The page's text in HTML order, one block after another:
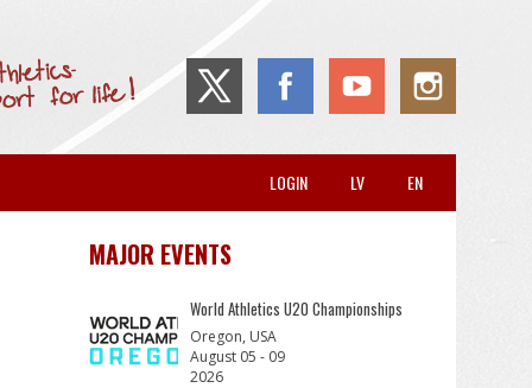
EN
LV
LOGIN
MAJOR EVENTS
World Athletics U20 Championships
Oregon, USA
August 05 - 09
2026